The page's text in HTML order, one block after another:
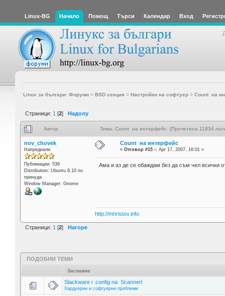
Linux-BG Начало Помощ Търси Календар Вход
Linux за българи: Форуми> BSD секция > Настройки на софтуер> Count на
Страници: 1 [2] Надолу
Автор Тема: Count на интерфейс (Прочетена 11834
nov_chovek
Напреднали
Публикации: 536
Distribution: Ubuntu 8.10 по
принуда
Window Manager: Gnome
Count на интерфейс
«Отговор #15 -: Apr 17, 2007, 16:01 »
Ама и аз де се обаждам без да съм чел всички
http://mhristov.info
Страници: 1 [2] Нагоре
ПОДОБНИ ТЕМИ
Заглавие
Slackware i config na Scannerl
Хардуерни и софтуерни проблеми